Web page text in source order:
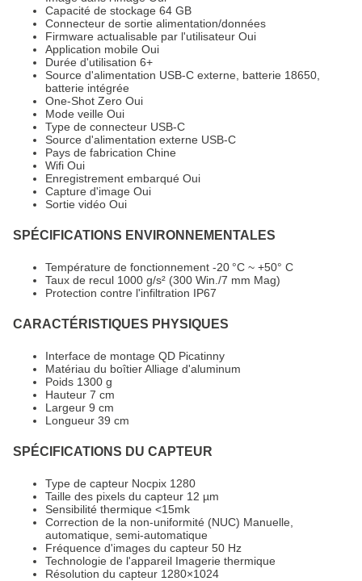
Capacité de stockage 64 GB
Connecteur de sortie alimentation/données
Firmware actualisable par l'utilisateur Oui
Application mobile Oui
Durée d'utilisation 6+
Source d'alimentation USB-C externe, batterie 18650,
batterie intégrée
One-Shot Zero Oui
Mode veille Oui
Type de connecteur USB-C
Source d'alimentation externe USB-C
Pays de fabrication Chine
Wifi Oui
Enregistrement embarqué Oui
Capture d'image Oui
Sortie vidéo Oui
SPÉCIFICATIONS ENVIRONNEMENTALES
Température de fonctionnement -20 °C ~ +50° C
Taux de recul 1000 g/s² (300 Win./7 mm Mag)
Protection contre l'infiltration IP67
CARACTÉRISTIQUES PHYSIQUES
Interface de montage QD Picatinny
Matériau du boîtier Alliage d'aluminum
Poids 1300 g
Hauteur 7 cm
Largeur 9 cm
Longueur 39 cm
SPÉCIFICATIONS DU CAPTEUR
Type de capteur Nocpix 1280
Taille des pixels du capteur 12 µm
Sensibilité thermique <15mk
Correction de la non-uniformité (NUC) Manuelle,
automatique, semi-automatique
Fréquence d'images du capteur 50 Hz
Technologie de l'appareil Imagerie thermique
Résolution du capteur 1280×1024